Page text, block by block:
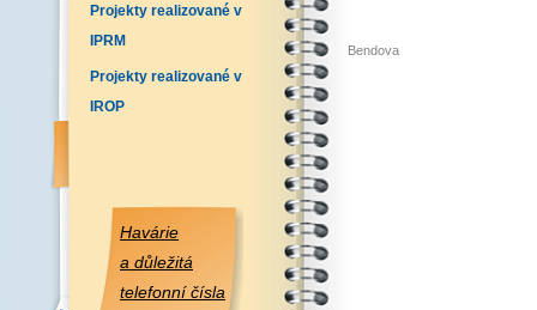
Projekty realizované v
IPRM
Projekty realizované v
IROP
Havárie
a důležitá
telefonní čísla
Bendova